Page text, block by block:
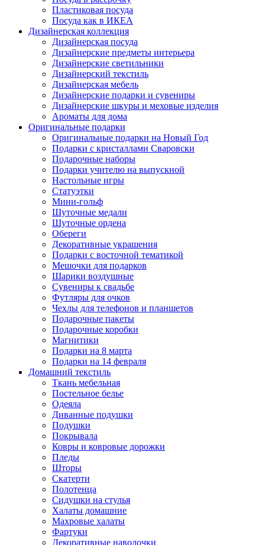
Пластиковая посуда
Посуда как в ИКЕА
Дизайнерская коллекция
Дизайнерская посуда
Дизайнерские предметы интерьера
Дизайнерские светильники
Дизайнерский текстиль
Дизайнерская мебель
Дизайнерские подарки и сувениры
Дизайнерские шкуры и меховые изделия
Ароматы для дома
Оригинальные подарки
Оригинальные подарки на Новый Год
Подарки с кристаллами Сваровски
Подарочные наборы
Подарки учителю на выпускной
Настольные игры
Статуэтки
Мини-гольф
Шуточные медали
Шуточные ордена
Обереги
Декоративные украшения
Подарки с восточной тематикой
Мешочки для подарков
Шарики воздушные
Сувениры к свадьбе
Футляры для очков
Чехлы для телефонов и планшетов
Подарочные пакеты
Подарочные коробки
Магнитики
Подарки на 8 марта
Подарки на 14 февраля
Домашний текстиль
Ткань мебельная
Постельное белье
Одеяла
Диванные подушки
Подушки
Покрывала
Ковры и ковровые дорожки
Пледы
Шторы
Скатерти
Полотенца
Сидушки на стулья
Халаты домашние
Махровые халаты
Фартуки
Декоративные наволочки